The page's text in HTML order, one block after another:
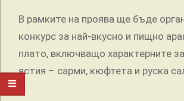
В рамките на проява ще бъде
конкурс за най-вкусно и пищно
плато, включващо характерните
ястия – сарми, кюфтета и руска